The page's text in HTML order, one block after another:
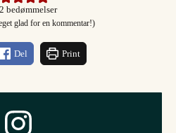
2 bedømmelser
glad for en kommentar!)
Del Print